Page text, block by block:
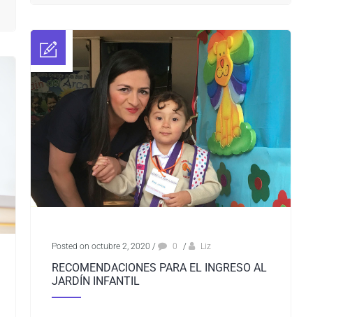
Posted on octubre 2, 2020 / 0 / Liz
RECOMENDACIONES PARA EL INGRESO AL
JARDÍN INFANTIL